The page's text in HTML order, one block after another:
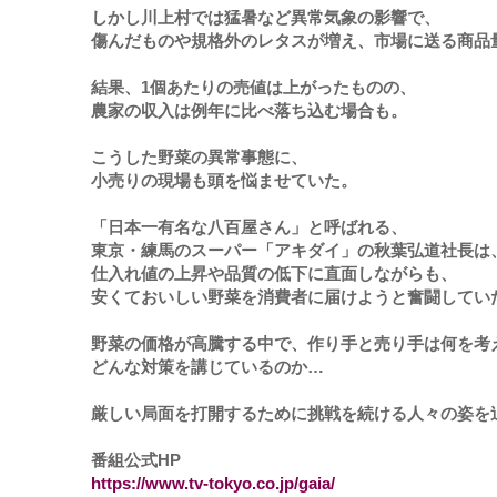
しかし川上村では猛暑など異常気象の影響で、
傷んだものや規格外のレタスが増え、市場に送る商品
結果、1個あたりの売値は上がったものの、
農家の収入は例年に比べ落ち込む場合も。
こうした野菜の異常事態に、
小売りの現場も頭を悩ませていた。
「日本一有名な八百屋さん」と呼ばれる、
東京・練馬のスーパー「アキダイ」の秋葉弘道社長は、
仕入れ値の上昇や品質の低下に直面しながらも、
安くておいしい野菜を消費者に届けようと奮闘してい
野菜の価格が高騰する中で、作り手と売り手は何を考
どんな対策を講じているのか…
厳しい局面を打開するために挑戦を続ける人々の姿を
番組公式HP
https://www.tv-tokyo.co.jp/gaia/